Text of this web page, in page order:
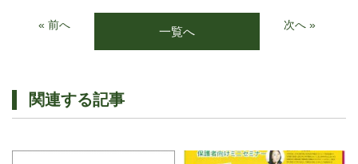
« 前へ 一覧へ 次へ »
関連する記事